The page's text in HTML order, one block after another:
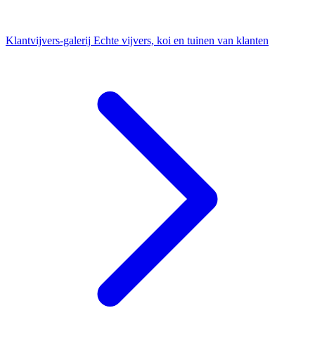
Klantvijvers-galerij Echte vijvers, koi en tuinen van klanten